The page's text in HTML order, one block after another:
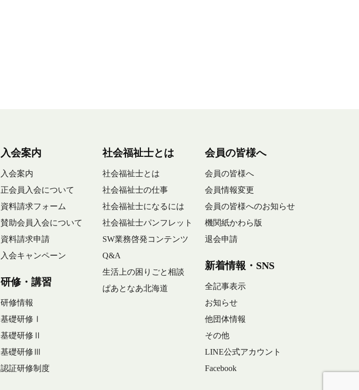
入会案内
入会案内
正会員入会について
資料請求フォーム
賛助会員入会について
資料請求申請
入会キャンペーン
研修・講習
研修情報
基礎研修Ⅰ
基礎研修Ⅱ
基礎研修Ⅲ
認証研修制度
社会福祉士とは
社会福祉士とは
社会福祉士の仕事
社会福祉士になるには
社会福祉士パンフレット
SW業務啓発コンテンツ
Q&A
生活上の困りごと相談
ぱあとなあ北海道
会員の皆様へ
会員の皆様へ
会員情報変更
会員の皆様へのお知らせ
機関紙かわら版
退会申請
新着情報・SNS
全記事表示
お知らせ
他団体情報
その他
LINE公式アカウント
Facebook